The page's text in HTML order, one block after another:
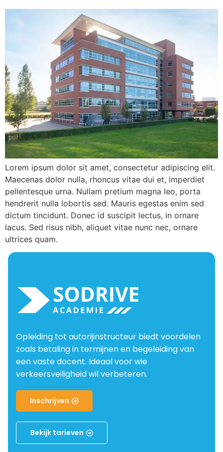
Lorem ipsum dolor sit amet, consectetur adipiscing elit.
Maecenas dolor nulla, rhoncus vitae dui et, imperdiet
pellentesque urna. Nullam pretium magna leo, porta
hendrerit nulla lobortis sed. Mauris egestas enim sed
dictum tincidunt. Donec id suscipit lectus, in ornare
lacus. Sed risus nibh, aliquet vitae nunc nec, ornare
ultrices quam.
Opleiding tot autorijinstructeur biedt voordelen
zoals betaling in termijnen en begeleiding van
een vaste docent. Ideaal voor wie
verkeersveiligheid wil verbeteren.
Inschrijven
Bekijk tarieven